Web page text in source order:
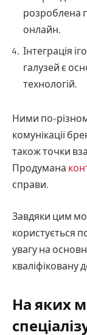
розроблена
онлайн.
Інтеграція
галузей є
технологій.
Ними по-
комунікації
також точки
Продумана
справи.
Завдяки цим
користується
увагу на
кваліфіковану
На яких